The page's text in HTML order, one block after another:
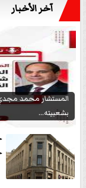
آخر الأخبار
المستشار محمد
بشعبيته...